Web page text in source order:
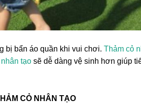
bị bẩn áo quần khi vui chơi. Thảm cỏ
tạo sẽ dễ dàng vệ sinh hơn giúp
CỎ NHÂN TẠO